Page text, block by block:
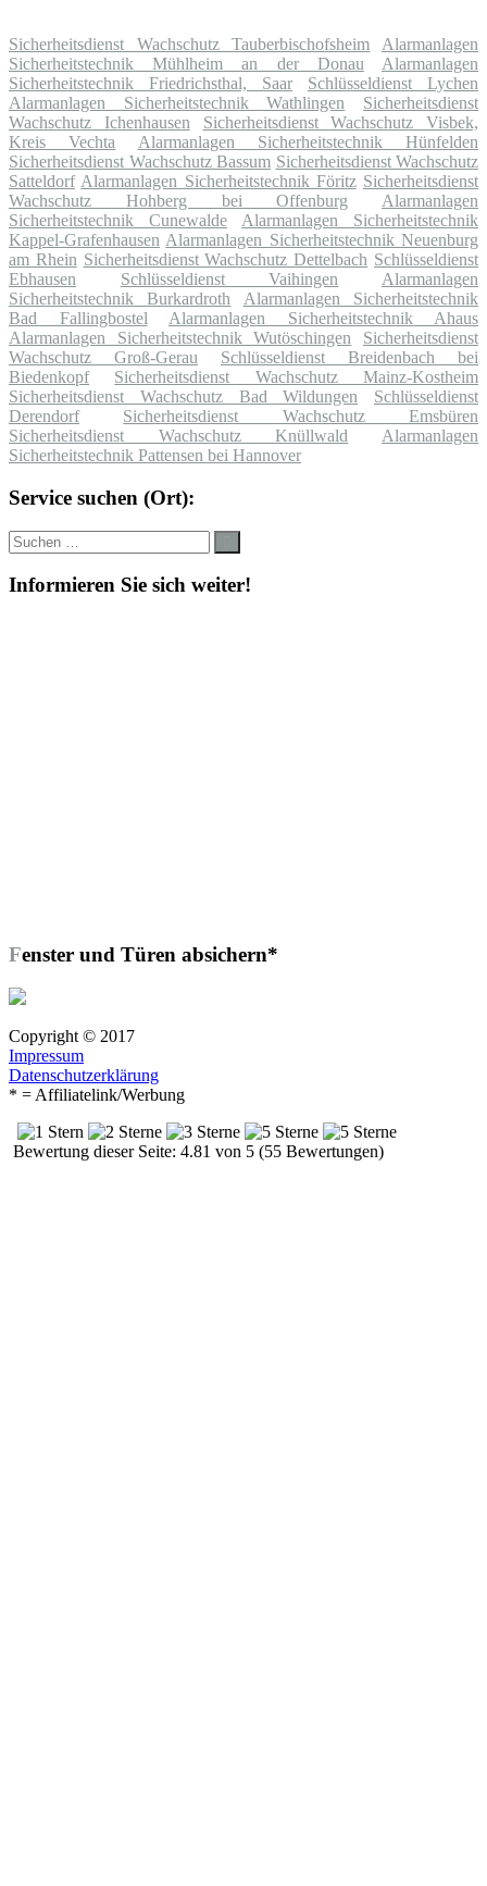
Sicherheitsdienst Wachschutz Tauberbischofsheim
Alarmanlagen
Sicherheitstechnik Mühlheim an der Donau
Alarmanlagen
Sicherheitstechnik Friedrichsthal, Saar
Schlüsseldienst Lychen
Alarmanlagen Sicherheitstechnik Wathlingen
Sicherheitsdienst
Wachschutz Ichenhausen
Sicherheitsdienst Wachschutz Visbek,
Kreis Vechta
Alarmanlagen Sicherheitstechnik Hünfelden
Sicherheitsdienst Wachschutz Bassum Sicherheitsdienst Wachschutz
Satteldorf Alarmanlagen Sicherheitstechnik Föritz Sicherheitsdienst
Wachschutz Hohberg bei Offenburg
Alarmanlagen
Sicherheitstechnik Cunewalde
Alarmanlagen Sicherheitstechnik
Kappel-Grafenhausen Alarmanlagen Sicherheitstechnik Neuenburg
am Rhein Sicherheitsdienst Wachschutz Dettelbach Schlüsseldienst
Ebhausen
Schlüsseldienst Vaihingen
Alarmanlagen
Sicherheitstechnik Burkardroth
Alarmanlagen Sicherheitstechnik
Bad Fallingbostel
Alarmanlagen Sicherheitstechnik Ahaus
Alarmanlagen Sicherheitstechnik Wutöschingen
Sicherheitsdienst
Wachschutz Groß-Gerau
Schlüsseldienst Breidenbach bei
Biedenkopf
Sicherheitsdienst Wachschutz Mainz-Kostheim
Sicherheitsdienst Wachschutz Bad Wildungen
Schlüsseldienst
Derendorf
Sicherheitsdienst Wachschutz Emsbüren
Sicherheitsdienst Wachschutz Knüllwald
Alarmanlagen
Sicherheitstechnik Pattensen bei Hannover
Service suchen (Ort):
Suche
nach:
Informieren Sie sich weiter!
Fenster und Türen absichern*
Copyright © 2017
Impressum
Datenschutzerklärung
* = Affiliatelink/Werbung
Bewertung dieser Seite: 4.81 von 5 (55 Bewertungen)